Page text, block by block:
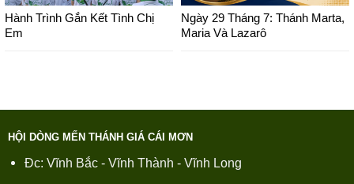
Hành Trình Gắn Kết Tình Chị
Em
Ngày 29 Tháng 7: Thánh Marta,
Maria Và Lazarô
HỘI DÒNG MẾN THÁNH GIÁ CÁI MƠN
Đc: Vĩnh Bắc - Vĩnh Thành - Vĩnh Long